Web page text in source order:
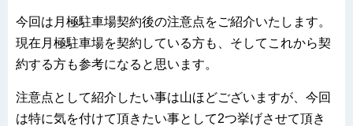
今回は月極駐車場契約後の注意点をご紹介いたします。
現在月極駐車場を契約している方も、そしてこれから契
約する方も参考になると思います。
注意点として紹介したい事は山ほどございますが、今回
は特に気を付けて頂きたい事として2つ挙げさせて頂き